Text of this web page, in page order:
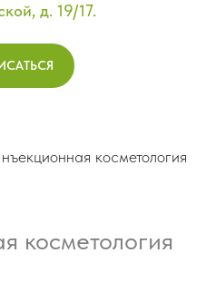
д. 19/17.
косметология
косметология